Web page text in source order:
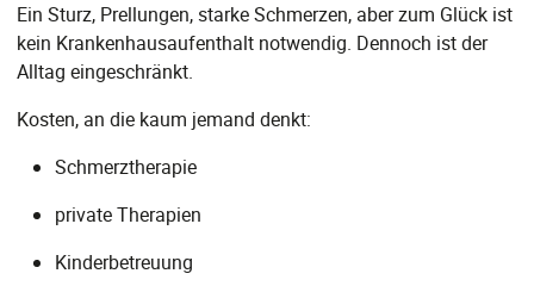
Ein Sturz, Prellungen, starke Schmerzen, aber zum Glück ist
kein Krankenhausaufenthalt notwendig. Dennoch ist der
Alltag eingeschränkt.
Kosten, an die kaum jemand denkt:
Schmerztherapie
private Therapien
Kinderbetreuung